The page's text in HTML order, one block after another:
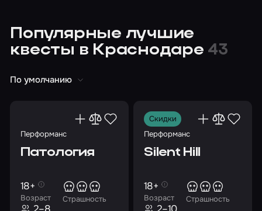
Популярные лучшие
квесты в Краснодаре 43
По умолчанию
Перформанс
Патология
Возраст
18+
Страшность
Скидки
Перформанс
Silent Hill
Возраст
18+
Страшность